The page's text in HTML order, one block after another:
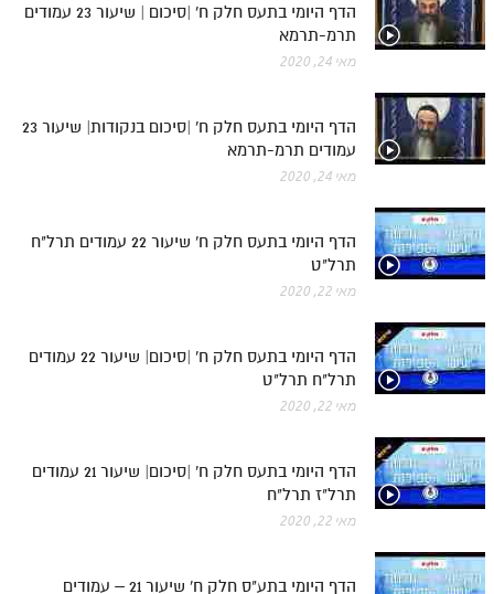
הדף היומי בתעס חלק ח' |סיכום | שיעור 23 עמודים
תרמ-תרמא
מאי 24, 2020
הדף היומי בתעס חלק ח' |סיכום בנקודות| שיעור 23
עמודים תרמ-תרמא
מאי 24, 2020
הדף היומי בתעס חלק ח' שיעור 22 עמודים תרל"ח
תרל"ט
מאי 22, 2020
הדף היומי בתעס חלק ח' |סיכום| שיעור 22 עמודים
תרל"ח תרל"ט
מאי 22, 2020
הדף היומי בתעס חלק ח' |סיכום| שיעור 21 עמודים
תרל"ז תרל"ח
מאי 22, 2020
הדף היומי בתע"ס חלק ח' שיעור 21 – עמודים